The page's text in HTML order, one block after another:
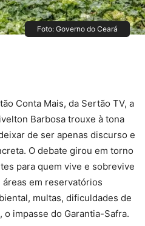
Foto: Governo do Ceará
Conta Mais, da Sertão TV, a
Barbosa trouxe à tona
de ser apenas discurso e
O debate girou em torno
para quem vive e sobrevive
em reservatórios
multas, dificuldades de
impasse do Garantia-Safra.